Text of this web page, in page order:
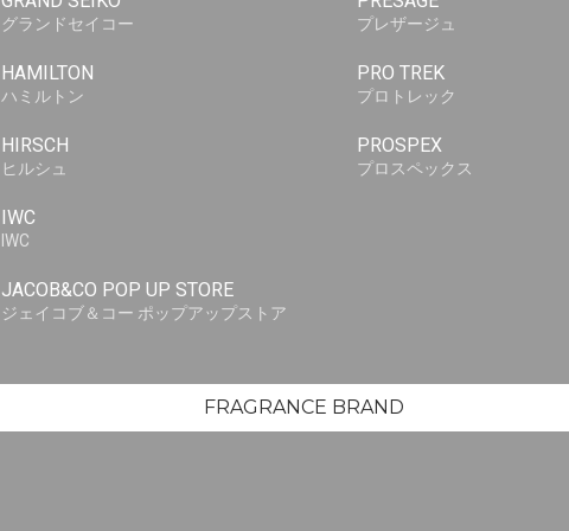
グランドセイコー
HAMILTON
ハミルトン
HIRSCH
ヒルシュ
IWC
IWC
JACOB&CO POP UP STORE
ジェイコブ＆コー ポップアップストア
プレザージュ
PRO TREK
プロトレック
PROSPEX
プロスペックス
FRAGRANCE BRAND